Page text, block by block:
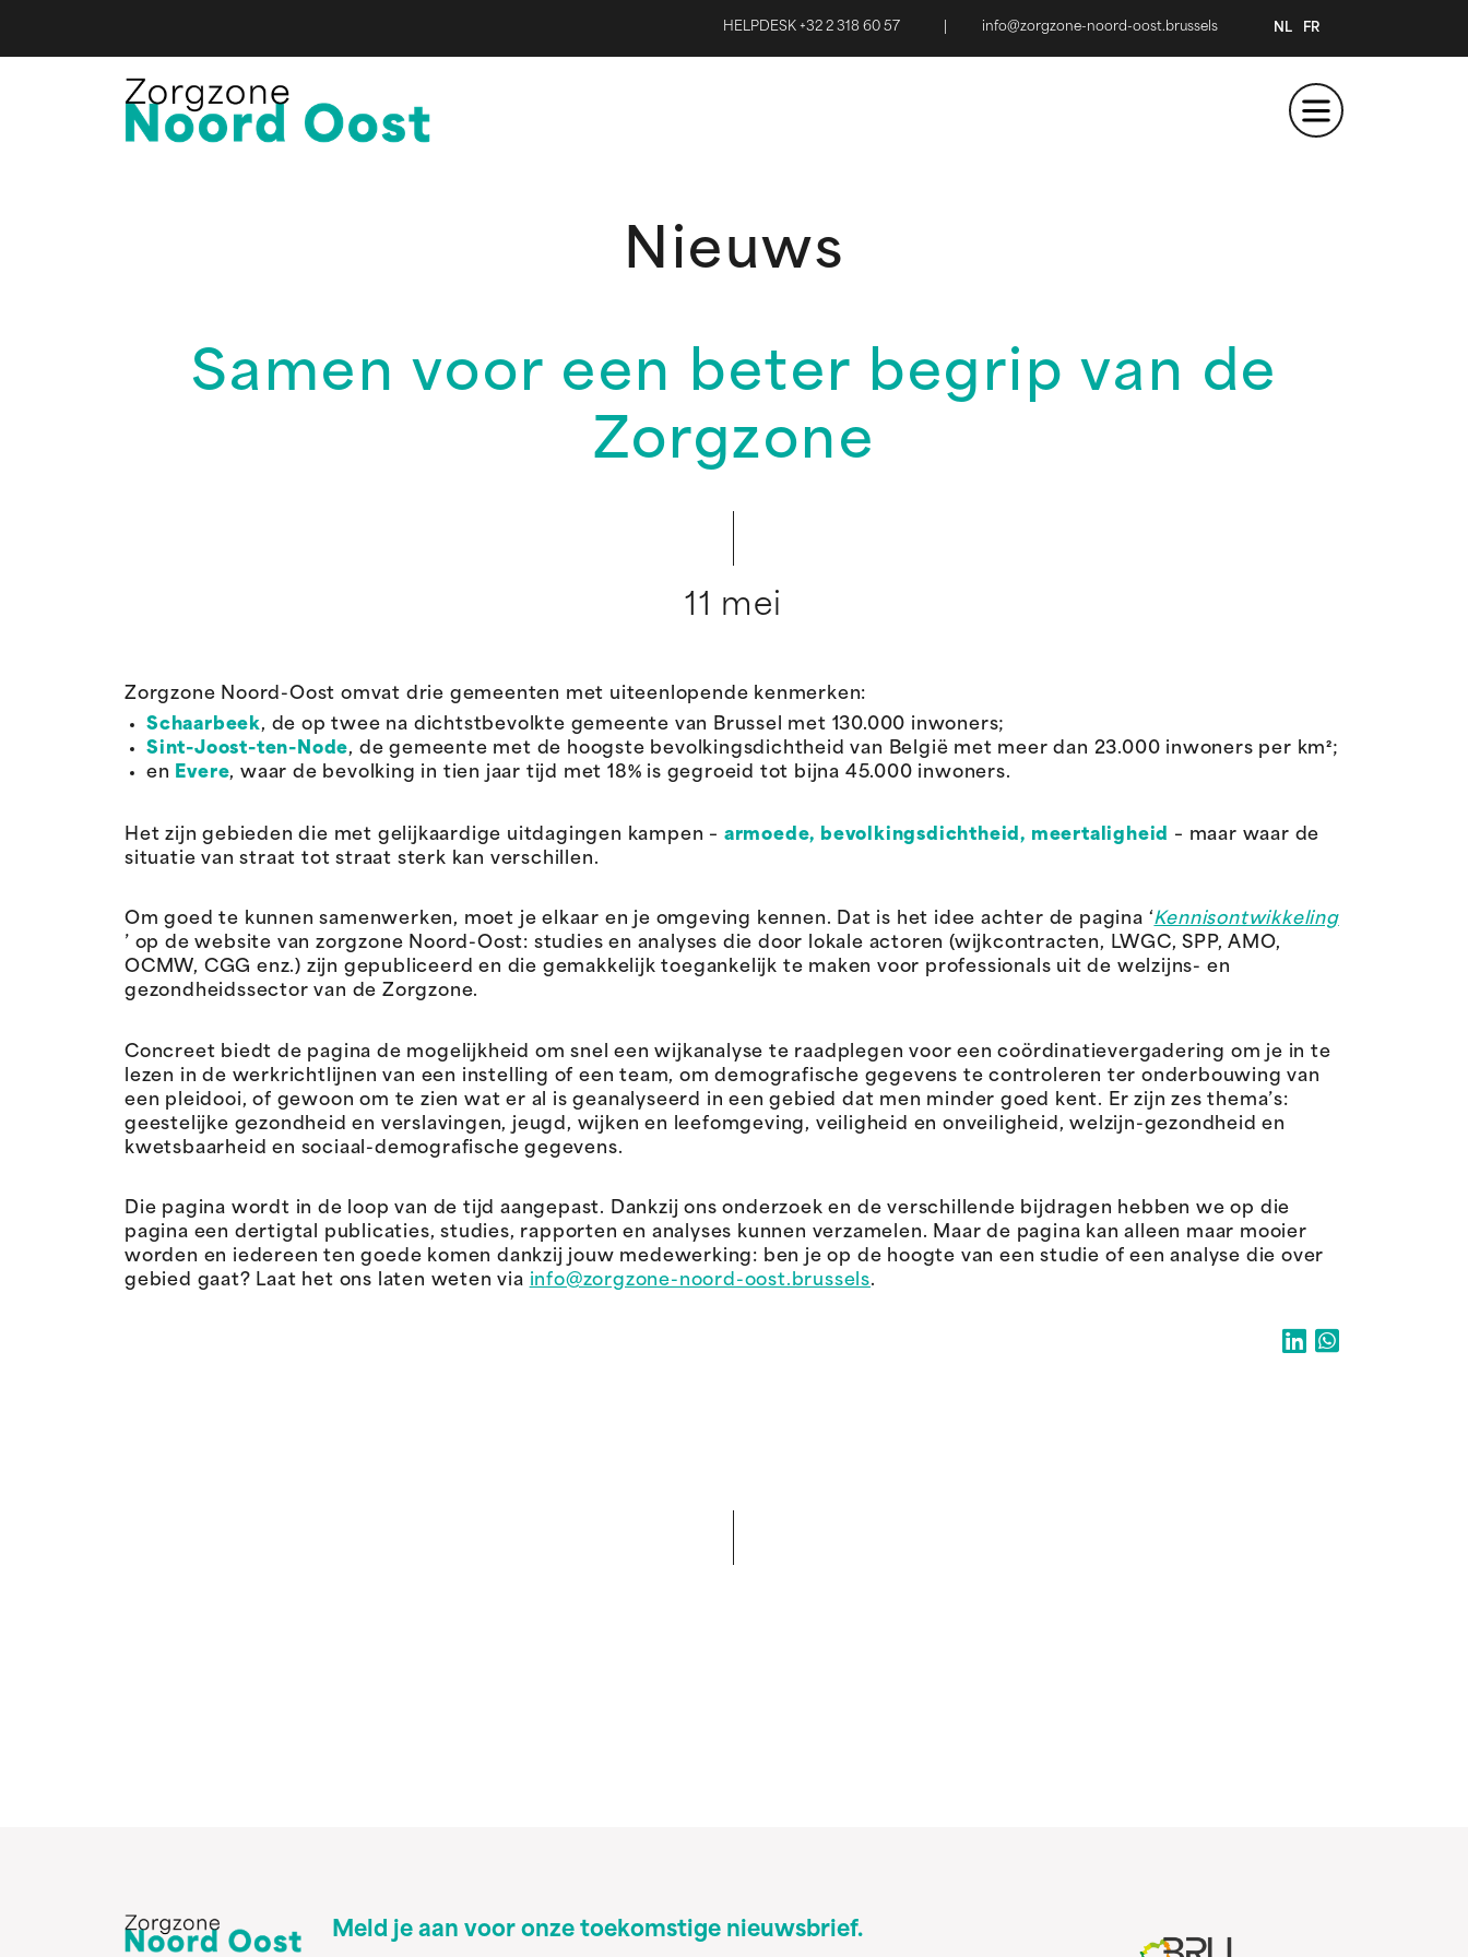
HELPDESK +32 2 318 60 57 info@zorgzone-noord-oost.brussels NL FR
Nieuws
Samen voor een beter begrip van de
Zorgzone
11 mei
Zorgzone Noord-Oost omvat drie gemeenten met uiteenlopende kenmerken:
Schaarbeek, de op twee na dichtstbevolkte gemeente van Brussel met 130.000 inwoners;
Sint-Joost-ten-Node, de gemeente met de hoogste bevolkingsdichtheid van België met meer dan 23.000 inwoners per km²;
en
Evere, waar de bevolking in tien jaar tijd met 18% is gegroeid tot bijna 45.000 inwoners.
Het zijn gebieden die met gelijkaardige uitdagingen kampen – armoede, bevolkingsdichtheid, meertaligheid – maar waar de
situatie van straat tot straat sterk kan verschillen.
Om goed te kunnen samenwerken, moet je elkaar en je omgeving kennen. Dat is het idee achter de pagina ‘Kennisontwikkeling
’ op de website van zorgzone Noord-Oost: studies en analyses die door lokale actoren (wijkcontracten, LWGC, SPP, AMO,
OCMW, CGG enz.) zijn gepubliceerd en die gemakkelijk toegankelijk te maken voor professionals uit de welzijns- en
gezondheidssector van de Zorgzone.
Concreet biedt de pagina de mogelijkheid om snel een wijkanalyse te raadplegen voor een coördinatievergadering om je in te
lezen in de werkrichtlijnen van een instelling of een team, om demografische gegevens te controleren ter onderbouwing van
een pleidooi, of gewoon om te zien wat er al is geanalyseerd in een gebied dat men minder goed kent. Er zijn zes thema’s:
geestelijke gezondheid en verslavingen, jeugd, wijken en leefomgeving, veiligheid en onveiligheid, welzijn-gezondheid en
kwetsbaarheid en sociaal-demografische gegevens.
Die pagina wordt in de loop van de tijd aangepast. Dankzij ons onderzoek en de verschillende bijdragen hebben we op die
pagina een dertigtal publicaties, studies, rapporten en analyses kunnen verzamelen. Maar de pagina kan alleen maar mooier
worden en iedereen ten goede komen dankzij jouw medewerking: ben je op de hoogte van een studie of een analyse die over
gebied gaat? Laat het ons laten weten via info@zorgzone-noord-oost.brussels.
Meld je aan voor onze toekomstige nieuwsbrief.